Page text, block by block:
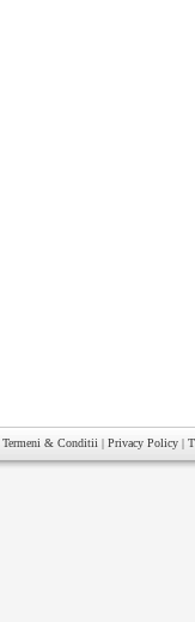
Termeni & Conditii | Privacy Policy |